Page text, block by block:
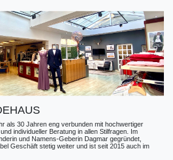
als 30 Jahren eng verbunden mit hochwertiger
individueller Beratung in allen Stilfragen. Im
und Namens-Geberin Dagmar gegründet,
Geschäft stetig weiter und ist seit 2015 auch im